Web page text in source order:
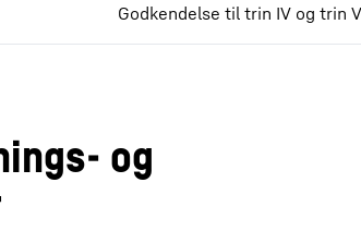
Godkendelse til trin IV og trin V
og